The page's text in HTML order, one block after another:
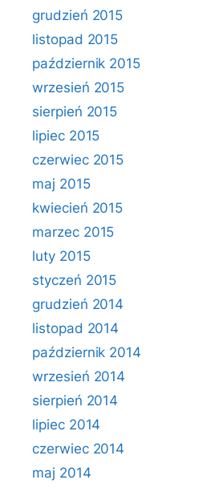
grudzień 2015
listopad 2015
październik 2015
wrzesień 2015
sierpień 2015
lipiec 2015
czerwiec 2015
maj 2015
kwiecień 2015
marzec 2015
luty 2015
styczeń 2015
grudzień 2014
listopad 2014
październik 2014
wrzesień 2014
sierpień 2014
lipiec 2014
czerwiec 2014
maj 2014